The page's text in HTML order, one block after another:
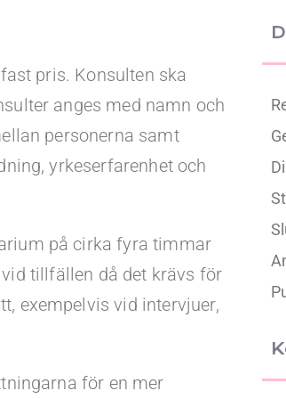
pris. Konsulten ska
anges med namn och
personerna samt
yrkeserfarenhet och
på cirka fyra timmar
tillfällen då det krävs för
exempelvis vid intervjuer,
för en mer